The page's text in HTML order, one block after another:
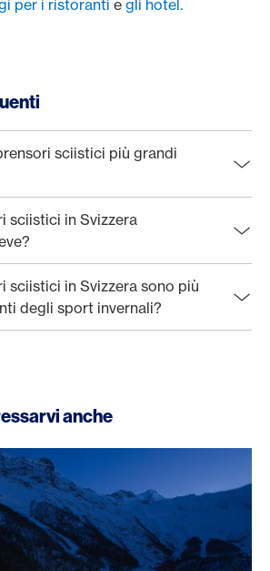
per i ristoranti e gli hotel.
sciistici più grandi
sciistici in Svizzera
sciistici in Svizzera sono più
degli sport invernali?
anche